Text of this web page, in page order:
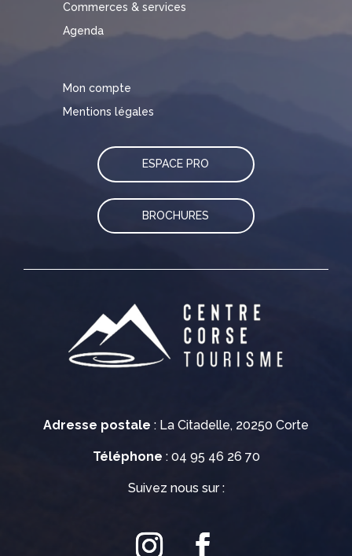
Adresse postale : La Citadelle, 20250 Corte
Téléphone : 04 95 46 26 70
Suivez nous sur :
Commerces & services
Agenda
Mon compte
Mentions légales
ESPACE PRO
BROCHURES